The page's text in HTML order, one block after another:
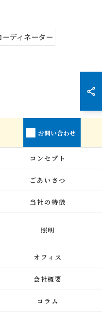
ディネーター
お問い合わせ
コンセプト
ごあいさつ
当社の特徴
照明
オフィス
会社概要
コラム